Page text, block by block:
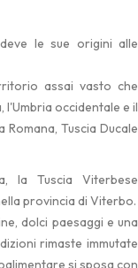
le sue origini alle
assai vasto che
l'Umbria occidentale e il
Tuscia Ducale
la Tuscia Viterbese
provincia di Viterbo.
dolci paesaggi e una
rimaste immutate
si sposa con